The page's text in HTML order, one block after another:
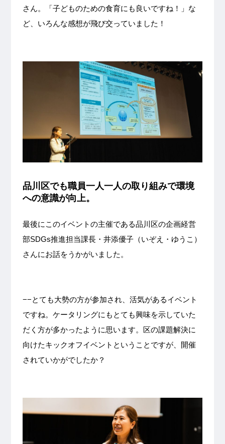
さん。「子どものための食育にも良いですね！」な
ど、いろんな感想が飛び交っていました！
品川区でも職員一人一人の取り組みで環境
への意識が向上。
最後にこのイベントの主催である品川区の企画経営
部SDGs推進担当課長・井添優子（いぞえ・ゆうこ）
さんにお話をうかがいました。
−−とても大勢の方が参加され、活気があるイベント
ですね。ケータリングにもとても興味を示していた
だく方が多かったように思います。区の課題解決に
向けたキックオフイベントということですが、開催
されていかがでしたか？